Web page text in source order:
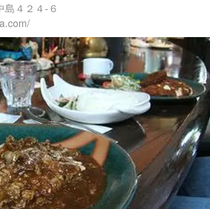
島４２４-６